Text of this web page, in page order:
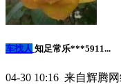
车找人 知足常乐***5911...
04-30 10:16 来自辉腾